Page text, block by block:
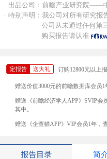
· 出品公司：前瞻产业研究院——
· 特别声明：我公司对所有研究报
公司从未通过任何第三方
购买报告请认准
定报告 送大礼 订购12800元以上
赠送价值3000元的前瞻数据库会员
赠送《前瞻经济学人APP》SVIP会
其中。
赠送《企查猫APP》VIP会员1年，
报告目录 简